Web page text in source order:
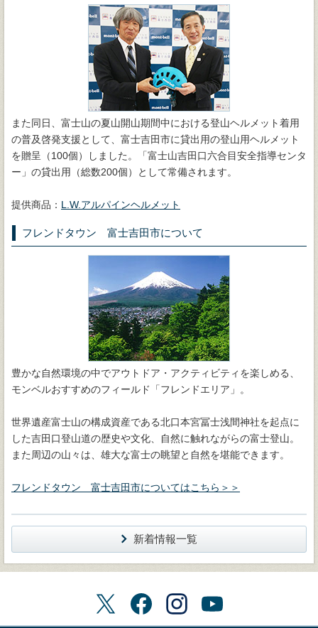
また同日、富士山の夏山開山期間中における登山ヘルメット着用
の普及啓発支援として、富士吉田市に貸出用の登山用ヘルメット
を贈呈（100個）しました。「富士山吉田口六合目安全指導センタ
ー」の貸出用（総数200個）として常備されます。
提供商品： L.W.アルパインヘルメット
フレンドタウン 富士吉田市について
豊かな自然環境の中でアウトドア・アクティビティを楽しめる、
モンベルおすすめのフィールド「フレンドエリア」。
世界遺産富士山の構成資産である北口本宮冨士浅間神社を起点に
した吉田口登山道の歴史や文化、自然に触れながらの富士登山。
また周辺の山々は、雄大な富士の眺望と自然を堪能できます。
フレンドタウン 富士吉田市についてはこちら＞＞
新着情報一覧